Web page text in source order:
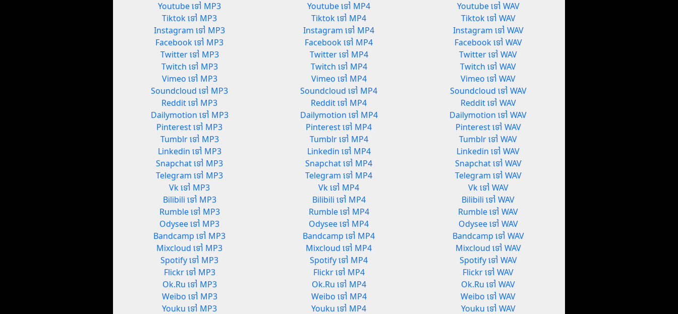
Youtube ទៅ MP3
Tiktok ទៅ MP3
Instagram ទៅ MP3
Facebook ទៅ MP3
Twitter ទៅ MP3
Twitch ទៅ MP3
Vimeo ទៅ MP3
Soundcloud ទៅ MP3
Reddit ទៅ MP3
Dailymotion ទៅ MP3
Pinterest ទៅ MP3
Tumblr ទៅ MP3
Linkedin ទៅ MP3
Snapchat ទៅ MP3
Telegram ទៅ MP3
Vk ទៅ MP3
Bilibili ទៅ MP3
Rumble ទៅ MP3
Odysee ទៅ MP3
Bandcamp ទៅ MP3
Mixcloud ទៅ MP3
Spotify ទៅ MP3
Flickr ទៅ MP3
Ok.Ru ទៅ MP3
Weibo ទៅ MP3
Youku ទៅ MP3
Youtube ទៅ MP4
Tiktok ទៅ MP4
Instagram ទៅ MP4
Facebook ទៅ MP4
Twitter ទៅ MP4
Twitch ទៅ MP4
Vimeo ទៅ MP4
Soundcloud ទៅ MP4
Reddit ទៅ MP4
Dailymotion ទៅ MP4
Pinterest ទៅ MP4
Tumblr ទៅ MP4
Linkedin ទៅ MP4
Snapchat ទៅ MP4
Telegram ទៅ MP4
Vk ទៅ MP4
Bilibili ទៅ MP4
Rumble ទៅ MP4
Odysee ទៅ MP4
Bandcamp ទៅ MP4
Mixcloud ទៅ MP4
Spotify ទៅ MP4
Flickr ទៅ MP4
Ok.Ru ទៅ MP4
Weibo ទៅ MP4
Youku ទៅ MP4
Youtube ទៅ WAV
Tiktok ទៅ WAV
Instagram ទៅ WAV
Facebook ទៅ WAV
Twitter ទៅ WAV
Twitch ទៅ WAV
Vimeo ទៅ WAV
Soundcloud ទៅ WAV
Reddit ទៅ WAV
Dailymotion ទៅ WAV
Pinterest ទៅ WAV
Tumblr ទៅ WAV
Linkedin ទៅ WAV
Snapchat ទៅ WAV
Telegram ទៅ WAV
Vk ទៅ WAV
Bilibili ទៅ WAV
Rumble ទៅ WAV
Odysee ទៅ WAV
Bandcamp ទៅ WAV
Mixcloud ទៅ WAV
Spotify ទៅ WAV
Flickr ទៅ WAV
Ok.Ru ទៅ WAV
Weibo ទៅ WAV
Youku ទៅ WAV